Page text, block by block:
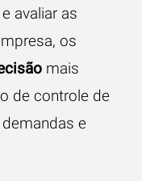
avaliar as
os
mais
de controle de
e